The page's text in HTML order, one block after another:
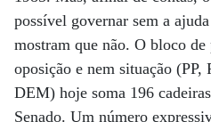
possível governar sem a
mostram que não. O bloco
oposição e nem situação
DEM) hoje soma 196
Senado. Um número